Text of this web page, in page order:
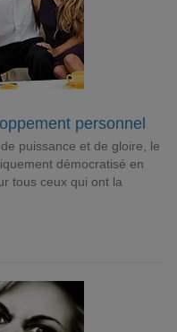
personnel
puissance et de gloire, le
démocratisé en
tous ceux qui ont la